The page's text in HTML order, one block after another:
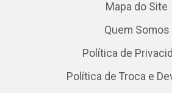
Mapa do Site
Quem Somos
Política de
Política de Troca e